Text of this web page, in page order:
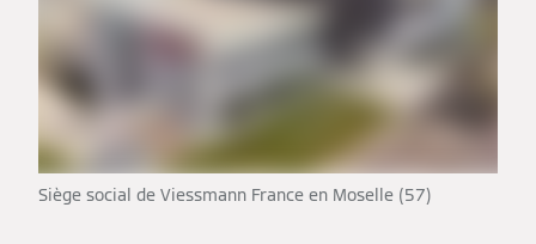
Siège social de Viessmann France en Moselle (57)